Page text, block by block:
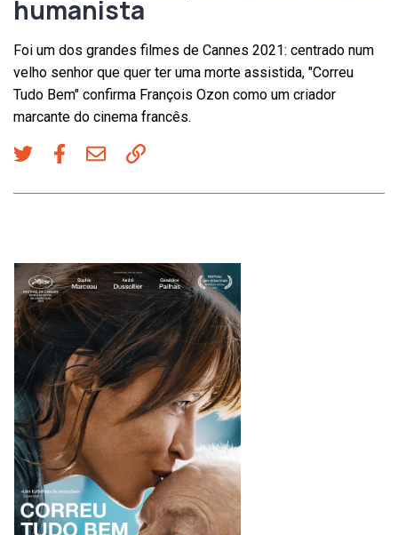
humanista
Foi um dos grandes filmes de Cannes 2021: centrado num
velho senhor que quer ter uma morte assistida, "Correu
Tudo Bem" confirma François Ozon como um criador
marcante do cinema francês.